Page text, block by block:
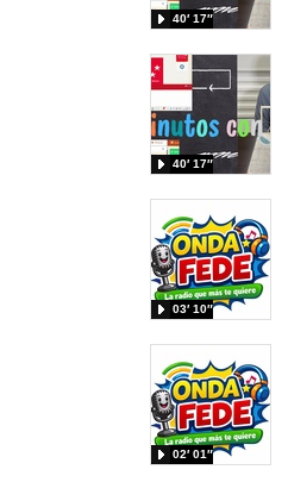
40′ 17″
40′ 17″
03′ 10″
02′ 01″